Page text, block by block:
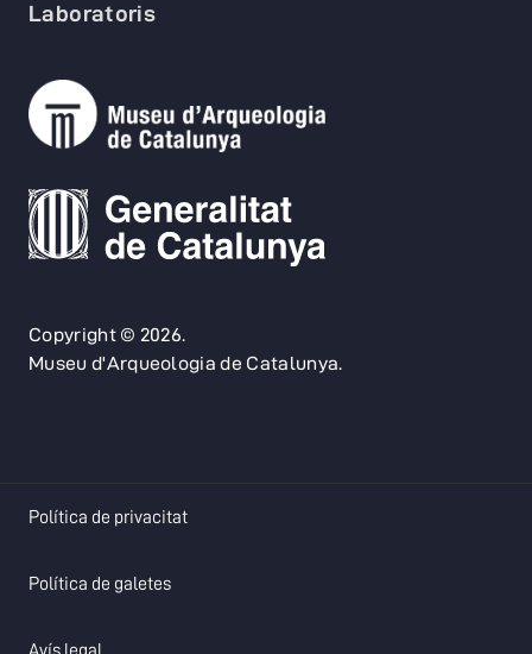
Copyright © 2026.
Museu d'Arqueologia de Catalunya.
Laboratoris
Política de privacitatopens in a new tab
Política de galetesopens in a new tab